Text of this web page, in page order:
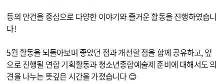
등의 안건을 중심으로 다양한 이야기와 즐거운 활동을 진행하였습니
다!
5월 활동을 되돌아보며 좋았던 점과 개선할 점을 함께 공유하고, 앞
으로 진행될 연합 기획활동과 청소년종합예술제 준비에 대해서도 의
견을 나누는 뜻깊은 시간을 가졌습니다 😊